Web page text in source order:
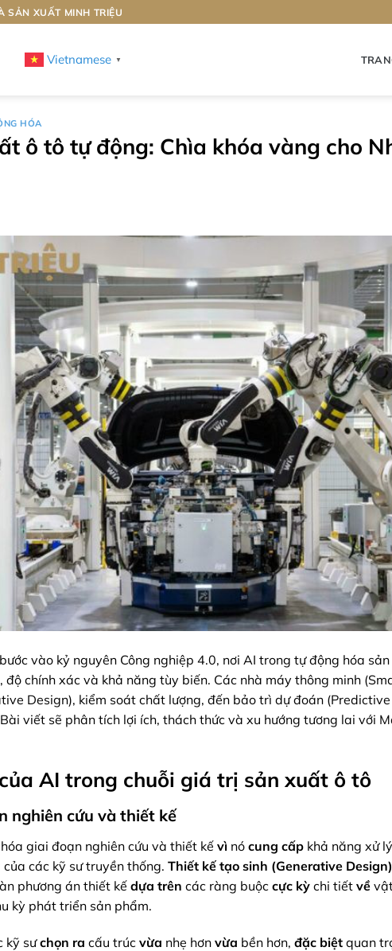
SẢN XUẤT MINH TRIỆU
Vietnamese ▼
HÓA
ô tô tự động: Chìa khóa vàng cho
vào kỷ nguyên Công nghiệp 4.0, nơi AI trong tự động hóa
độ chính xác và khả năng tùy biến. Các nhà máy thông minh
Design), kiểm soát chất lượng, đến bảo trì dự đoán
viết sẽ phân tích lợi ích, thách thức và xu hướng tương lai với
AI trong chuỗi giá trị sản xuất ô tô
nghiên cứu và thiết kế
giai đoạn nghiên cứu và thiết kế vì nó cung cấp khả năng xử lý
của các kỹ sư truyền thống. Thiết kế tạo sinh (Generative Design)
phương án thiết kế dựa trên các ràng buộc cực kỳ chi tiết về
kỳ phát triển sản phẩm.
kỹ sưchọn ra cấu trúc vừa nhẹ hơn vừa bền hơn, đặc biệt quan